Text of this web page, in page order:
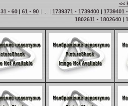
<<
31 - 60| 61 - 90| ... | 1739371 - 1739400| 1739401
1802611 - 1802640|